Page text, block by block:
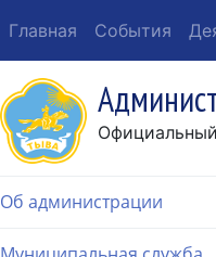
Главная События
Об администрации